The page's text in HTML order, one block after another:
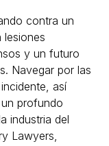
contra un
lesiones
y un futuro
Navegar por las
así
profundo
industria del
Lawyers,